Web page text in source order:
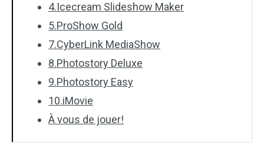
4.Icecream Slideshow Maker
5.ProShow Gold
7.CyberLink MediaShow
8.Photostory Deluxe
9.Photostory Easy
10.iMovie
À vous de jouer!